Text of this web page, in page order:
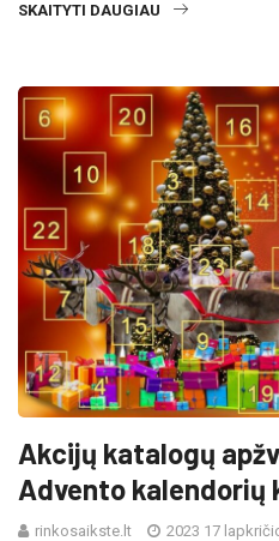
SKAITYTI DAUGIAU
Akcijų katalogų
Advento kalendorių
rinkosaikste.lt 2023 17